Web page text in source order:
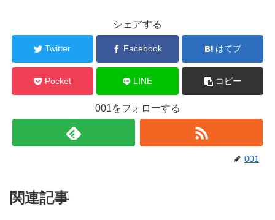
シェアする
Twitter Facebook はてブ
Pocket LINE コピー
001をフォローする
001
関連記事